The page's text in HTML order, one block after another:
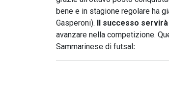
bene e in stagione regolare ha
Gasperoni). Il successo servirà
avanzare nella competizione.
Sammarinese di futsal: